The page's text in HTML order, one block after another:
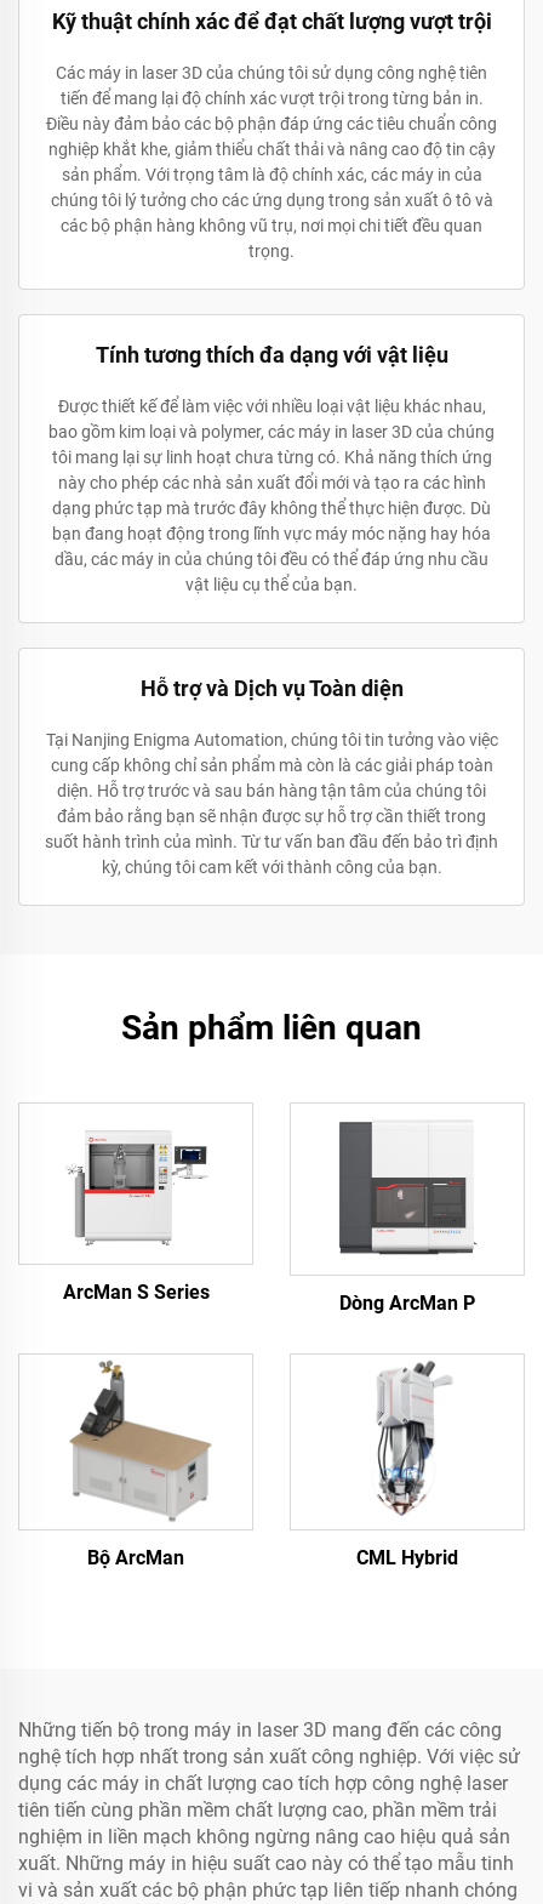
Kỹ thuật chính xác để đạt chất lượng vượt trội
Các máy in laser 3D của chúng tôi sử dụng công nghệ tiên
tiến để mang lại độ chính xác vượt trội trong từng bản in.
Điều này đảm bảo các bộ phận đáp ứng các tiêu chuẩn công
nghiệp khắt khe, giảm thiểu chất thải và nâng cao độ tin cậy
sản phẩm. Với trọng tâm là độ chính xác, các máy in của
chúng tôi lý tưởng cho các ứng dụng trong sản xuất ô tô và
các bộ phận hàng không vũ trụ, nơi mọi chi tiết đều quan
trọng.
Tính tương thích đa dạng với vật liệu
Được thiết kế để làm việc với nhiều loại vật liệu khác nhau,
bao gồm kim loại và polymer, các máy in laser 3D của chúng
tôi mang lại sự linh hoạt chưa từng có. Khả năng thích ứng
này cho phép các nhà sản xuất đổi mới và tạo ra các hình
dạng phức tạp mà trước đây không thể thực hiện được. Dù
bạn đang hoạt động trong lĩnh vực máy móc nặng hay hóa
dầu, các máy in của chúng tôi đều có thể đáp ứng nhu cầu
vật liệu cụ thể của bạn.
Hỗ trợ và Dịch vụ Toàn diện
Tại Nanjing Enigma Automation, chúng tôi tin tưởng vào việc
cung cấp không chỉ sản phẩm mà còn là các giải pháp toàn
diện. Hỗ trợ trước và sau bán hàng tận tâm của chúng tôi
đảm bảo rằng bạn sẽ nhận được sự hỗ trợ cần thiết trong
suốt hành trình của mình. Từ tư vấn ban đầu đến bảo trì định
kỳ, chúng tôi cam kết với thành công của bạn.
Sản phẩm liên quan
ArcMan S Series Dòng ArcMan P
Bộ ArcMan CML Hybrid
Những tiến bộ trong máy in laser 3D mang đến các công
nghệ tích hợp nhất trong sản xuất công nghiệp. Với việc sử
dụng các máy in chất lượng cao tích hợp công nghệ laser
tiên tiến cùng phần mềm chất lượng cao, phần mềm trải
nghiệm in liền mạch không ngừng nâng cao hiệu quả sản
xuất. Những máy in hiệu suất cao này có thể tạo mẫu tinh
vi và sản xuất các bộ phận phức tạp liên tiếp nhanh chóng